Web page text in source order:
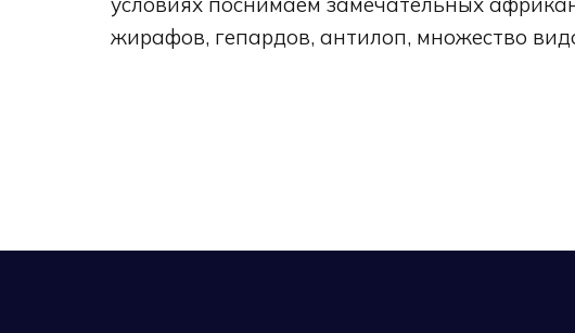
жирафов, гепардов, антилоп, множество